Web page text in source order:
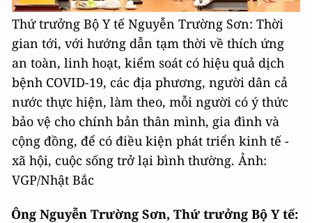
Thứ trưởng Bộ Y tế Nguyễn Trường Sơn: Thời
gian tới, với hướng dẫn tạm thời về thích ứng
an toàn, linh hoạt, kiểm soát có hiệu quả dịch
bệnh COVID-19, các địa phương, người dân cả
nước thực hiện, làm theo, mỗi người có ý thức
bảo vệ cho chính bản thân mình, gia đình và
cộng đồng, để có điều kiện phát triển kinh tế -
xã hội, cuộc sống trở lại bình thường. Ảnh:
VGP/Nhật Bắc
Ông Nguyễn Trường Sơn, Thứ trưởng Bộ Y tế: